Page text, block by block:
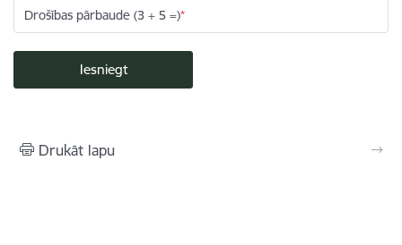
Drošības pārbaude (3 + 5 =)
Drukāt lapu